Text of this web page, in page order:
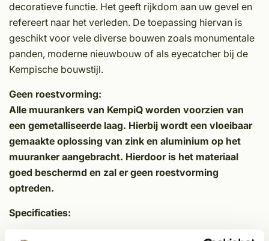
decoratieve functie. Het geeft rijkdom aan uw gevel en
refereert naar het verleden. De toepassing hiervan is
geschikt voor vele diverse bouwen zoals monumentale
panden, moderne nieuwbouw of als eyecatcher bij de
Kempische bouwstijl.
Geen roestvorming:
Alle muurankers van KempiQ worden voorzien van
een gemetalliseerde laag. Hierbij wordt een vloeibaar
gemaakte oplossing van zink en aluminium op het
muuranker aangebracht. Hierdoor is het materiaal
goed beschermd en zal er geen roestvorming
optreden.
Specificaties:
Massief ijzer 25 mm